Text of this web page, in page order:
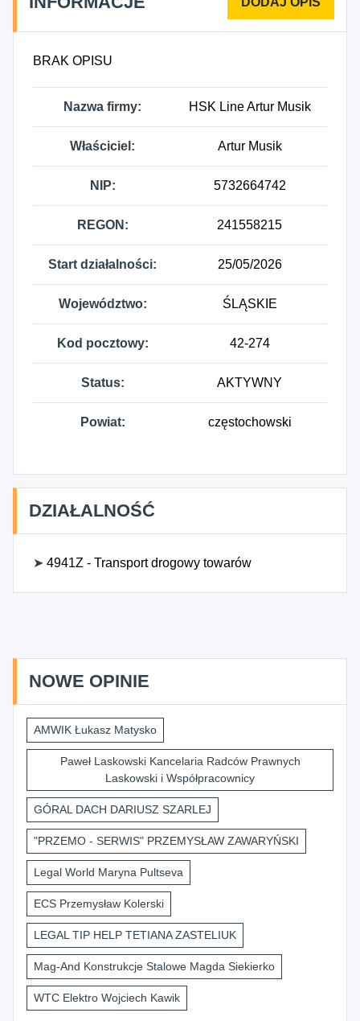
BRAK OPISU
Nazwa firmy: HSK Line Artur Musik
Właściciel: Artur Musik
NIP: 5732664742
REGON: 241558215
Start działalności: 25/05/2026
Województwo: ŚLĄSKIE
Kod pocztowy: 42-274
Status: AKTYWNY
Powiat: częstochowski
DZIAŁALNOŚĆ
➤ 4941Z - Transport drogowy towarów
NOWE OPINIE
AMWIK Łukasz Matysko
Paweł Laskowski Kancelaria Radców Prawnych
Laskowski i Współpracownicy
GÓRAL DACH DARIUSZ SZARLEJ
"PRZEMO - SERWIS" PRZEMYSŁAW ZAWARYŃSKI
Legal World Maryna Pultseva
ECS Przemysław Kolerski
LEGAL TIP HELP TETIANA ZASTELIUK
Mag-And Konstrukcje Stalowe Magda Siekierko
WTC Elektro Wojciech Kawik